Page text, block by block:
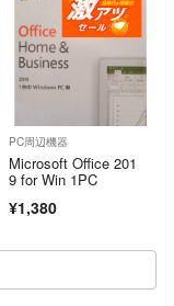
PC周辺機器
Microsoft Office 201
9 for Win 1PC
¥1,380